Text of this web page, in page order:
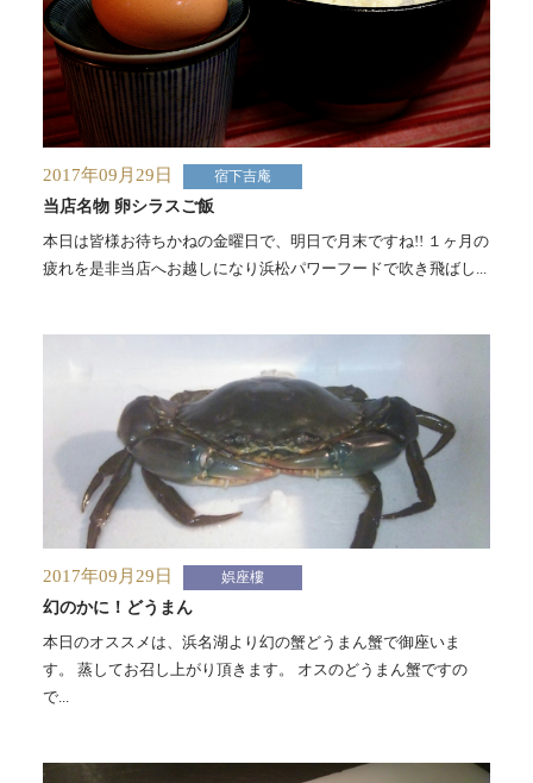
2017年09月29日 宿下吉庵
当店名物 卵シラスご飯
本日は皆様お待ちかねの金曜日で、明日で月末ですね!! １ヶ月の
疲れを是非当店へお越しになり浜松パワーフードで吹き飛ばし...
2017年09月29日 娯座樓
幻のかに！どうまん
本日のオススメは、浜名湖より幻の蟹どうまん蟹で御座いま
す。 蒸してお召し上がり頂きます。 オスのどうまん蟹ですの
で...